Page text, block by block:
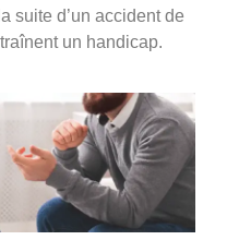
suite d’un accident de
un handicap.